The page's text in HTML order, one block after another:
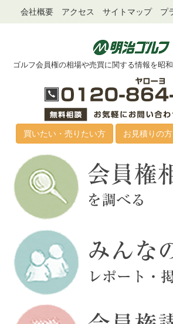
会社概要 アクセス サイトマップ プ
ゴルフ会員権の相場や売買に関する情報を昭
買いたい・売りたい方 お見積りの方